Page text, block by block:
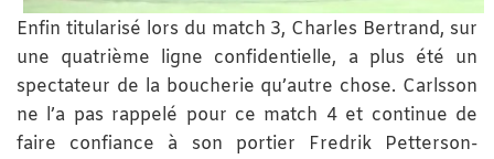
Enfin titularisé lors du match 3, Charles Bertrand, sur
une quatrième ligne confidentielle, a plus été un
spectateur de la boucherie qu’autre chose. Carlsson
ne l’a pas rappelé pour ce match 4 et continue de
faire confiance à son portier Fredrik Petterson-